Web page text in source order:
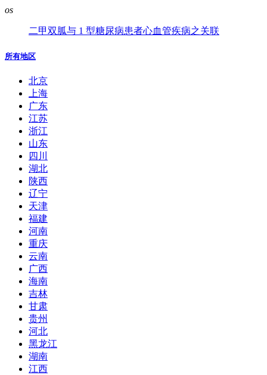
os
二甲双胍与 1 型糖尿病患者心血管疾病之关联
所有地区
北京
上海
广东
江苏
浙江
山东
四川
湖北
陕西
辽宁
天津
福建
河南
重庆
云南
广西
海南
吉林
甘肃
贵州
河北
黑龙江
湖南
江西